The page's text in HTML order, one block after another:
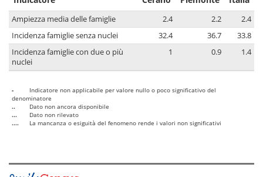
Ampiezza media delle famiglie 2.4 2.2
2.4
Incidenza famiglie senza nuclei
32.4 36.7
33.8
Incidenza famiglie con due o più
nuclei
1 0.9 1.4
-
Indicatore non applicabile per valore nullo o poco significativo del
denominatore
..
Dato non ancora disponibile
...
Dato non rilevato
....
La mancanza o esiguità del fenomeno rende i valori non significativi